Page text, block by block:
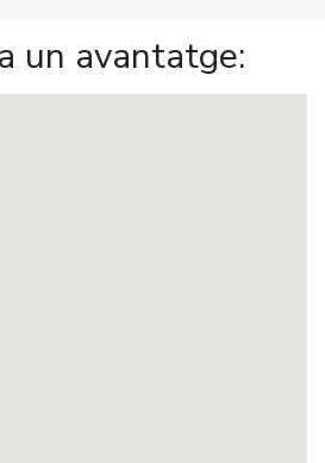
un avantatge: